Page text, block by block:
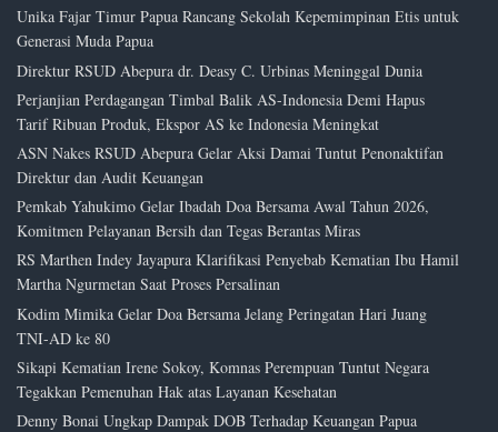
Unika Fajar Timur Papua Rancang Sekolah Kepemimpinan Etis untuk
Generasi Muda Papua
Direktur RSUD Abepura dr. Deasy C. Urbinas Meninggal Dunia
Perjanjian Perdagangan Timbal Balik AS-Indonesia Demi Hapus
Tarif Ribuan Produk, Ekspor AS ke Indonesia Meningkat
ASN Nakes RSUD Abepura Gelar Aksi Damai Tuntut Penonaktifan
Direktur dan Audit Keuangan
Pemkab Yahukimo Gelar Ibadah Doa Bersama Awal Tahun 2026,
Komitmen Pelayanan Bersih dan Tegas Berantas Miras
RS Marthen Indey Jayapura Klarifikasi Penyebab Kematian Ibu Hamil
Martha Ngurmetan Saat Proses Persalinan
Kodim Mimika Gelar Doa Bersama Jelang Peringatan Hari Juang
TNI-AD ke 80
Sikapi Kematian Irene Sokoy, Komnas Perempuan Tuntut Negara
Tegakkan Pemenuhan Hak atas Layanan Kesehatan
Denny Bonai Ungkap Dampak DOB Terhadap Keuangan Papua